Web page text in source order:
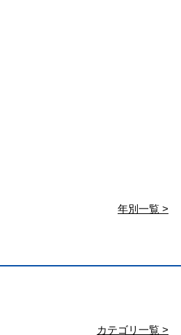
年別一覧 >
カテゴリ一覧 >